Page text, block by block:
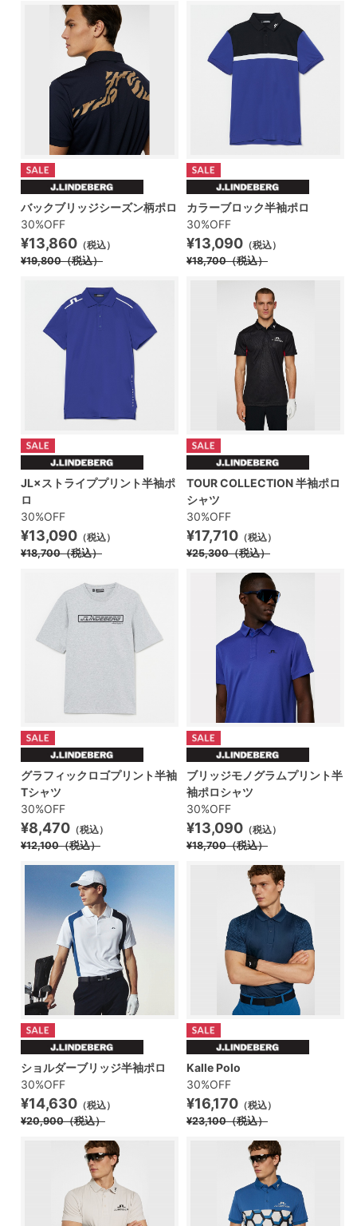
バックブリッジシーズン柄ポロ
30%OFF
¥13,860 （税込）
¥19,800（税込）
カラーブロック半袖ポロ
30%OFF
¥13,090 （税込）
¥18,700（税込）
JL×ストライププリント半袖ポ
ロ
30%OFF
¥13,090 （税込）
¥18,700（税込）
TOUR COLLECTION 半袖ポロ
シャツ
30%OFF
¥17,710 （税込）
¥25,300（税込）
グラフィックロゴプリント半袖
Tシャツ
30%OFF
¥8,470 （税込）
¥12,100（税込）
ブリッジモノグラムプリント半
袖ポロシャツ
30%OFF
¥13,090 （税込）
¥18,700（税込）
ショルダーブリッジ半袖ポロ
30%OFF
¥14,630 （税込）
¥20,900（税込）
Kalle Polo
30%OFF
¥16,170 （税込）
¥23,100（税込）